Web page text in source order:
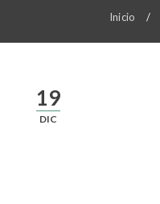
Inicio /
19
DIC